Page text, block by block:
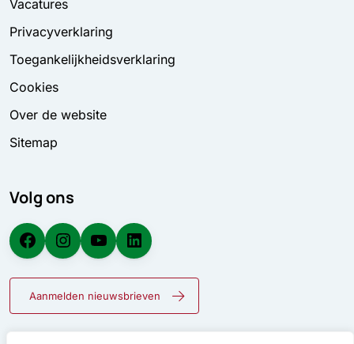
Vacatures
Privacyverklaring
Toegankelijkheidsverklaring
Cookies
Over de website
Sitemap
Volg ons
Facebook Instagram YouTube LinkedIn
Aanmelden nieuwsbrieven